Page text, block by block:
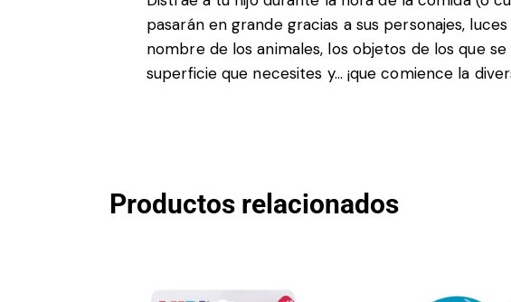
pasarán en grande gracias a sus personajes,
nombre de los animales, los objetos de los que
superficie que necesites y… ¡que comience la
Productos relacionados